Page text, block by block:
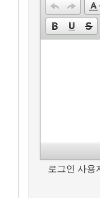
로그인 사용